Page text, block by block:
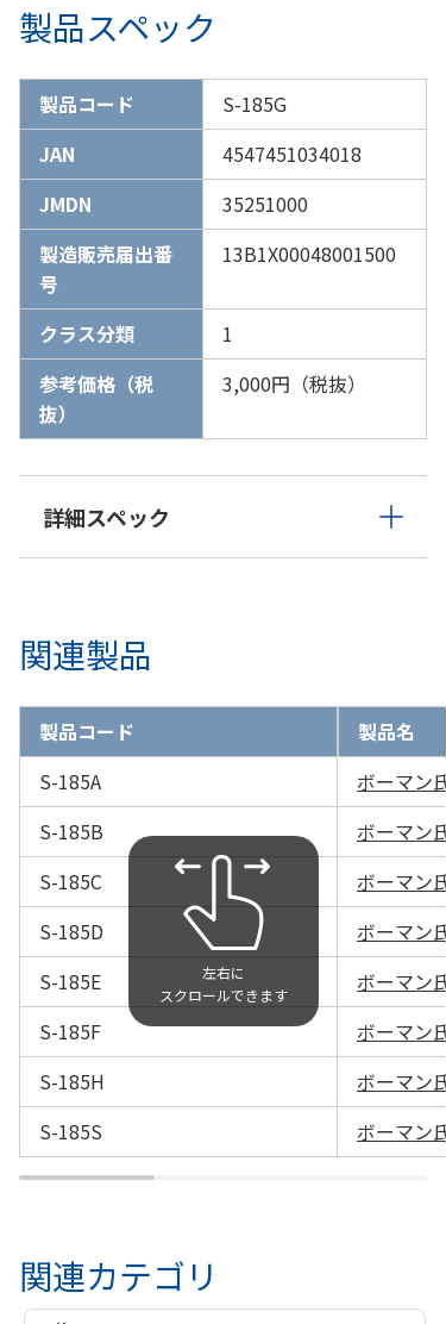
製品スペック
製品コード
S-185G
JAN
4547451034018
JMDN
35251000
製造販売届出番
号
13B1X00048001500
クラス分類
1
参考価格（税
抜）
3,000円（税抜）
詳細スペック
関連製品
製品コード
製品名
S-185A
ボーマン
S-185B
ボーマン
S-185C
ボーマン
S-185D
ボーマン
S-185E
ボーマン
S-185F
ボーマン
S-185H
ボーマン
S-185S
ボーマン
関連カテゴリ